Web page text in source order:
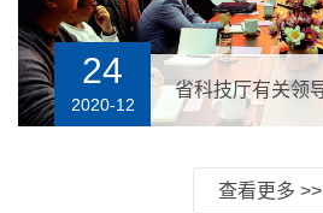
31
2020-07
查看更多 >>